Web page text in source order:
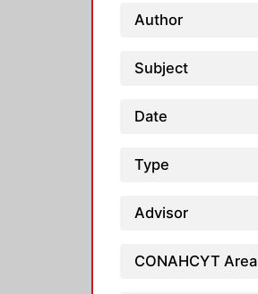
Author
Subject
Date
Type
Advisor
CONAHCYT Area